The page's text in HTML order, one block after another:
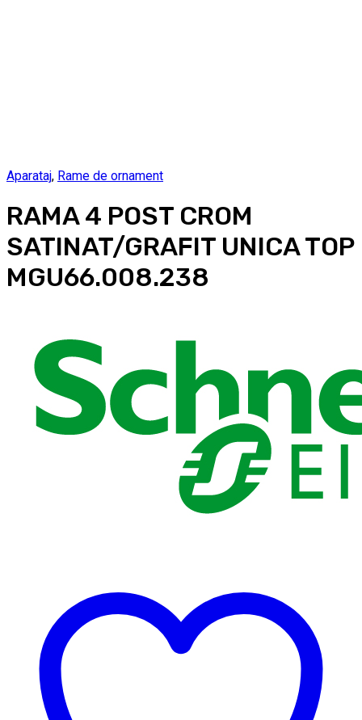
Aparataj, Rame de ornament
RAMA 4 POST CROM
SATINAT/GRAFIT UNICA TOP
MGU66.008.238